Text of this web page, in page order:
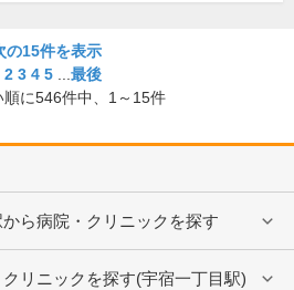
の15件を表示
2 3 4 5
最後
に546件中、 1～15件
ら病院・クリニックを探す
リニックを探す(宇宿一丁目駅)